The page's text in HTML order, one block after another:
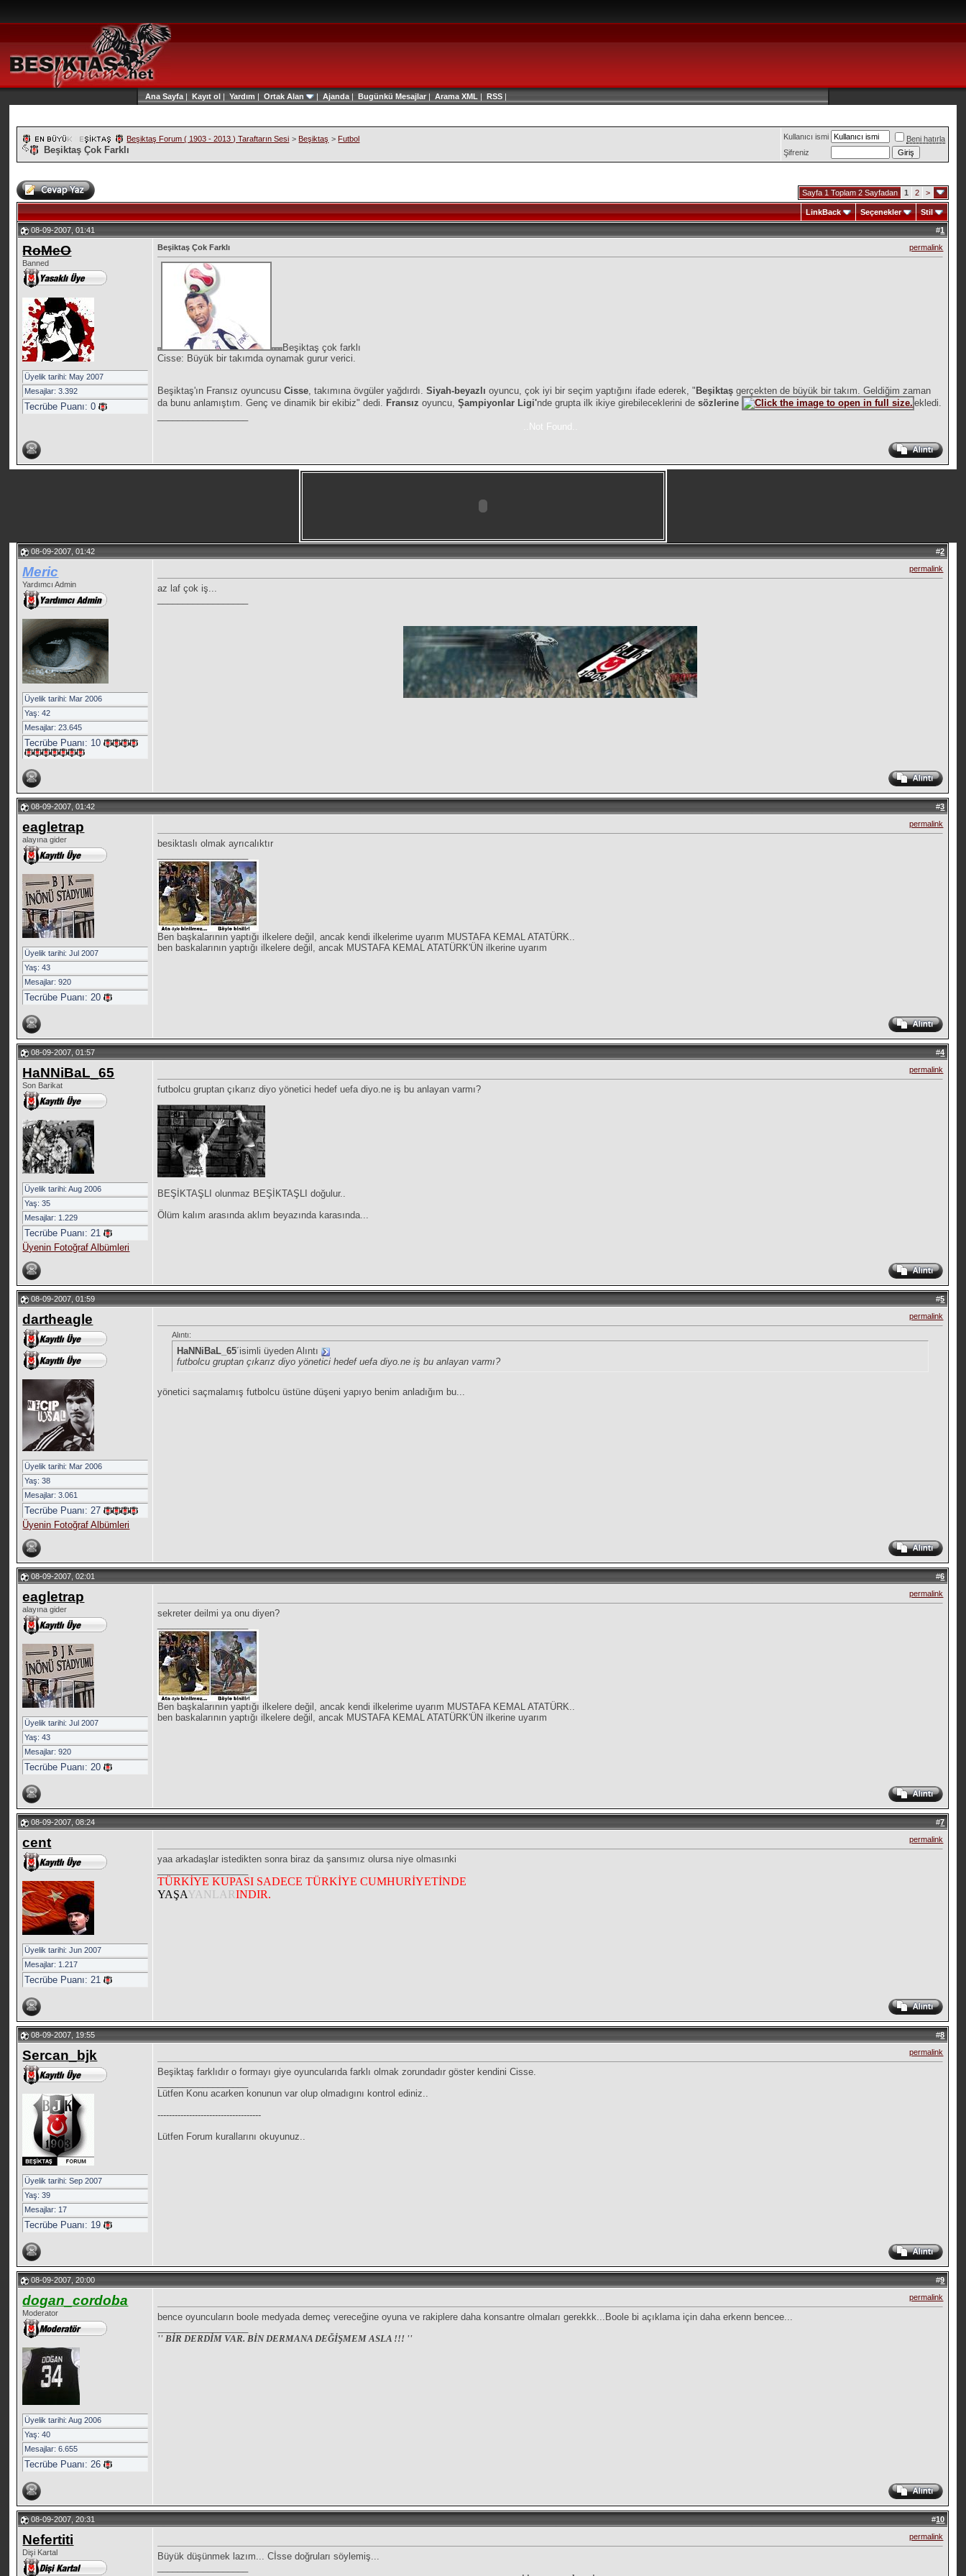
Ana Sayfa | Kayıt ol | Yardım | Ortak Alan | Ajanda | Bugünkü Mesajlar| Arama XML | RSS |
Beşiktaş Forum ( 1903 - 2013 ) Taraftarın Sesi > Beşiktaş > Futbol
Beşiktaş Çok Farklı
Kullanıcı ismi
Beni hatırla
Şifreniz
Sayfa 1 Toplam 2 Sayfadan 1 2 >
LinkBack Seçenekler Stil
08-09-2007, 01:41 #1
RoMeO
Banned
Üyelik tarihi: May 2007
Mesajlar: 3.392
Tecrübe Puanı:0
Beşiktaş Çok Farklı permalink
Beşiktaş çok farklı
Cisse: Büyük bir takımda oynamak gurur verici.
Beşiktaş'ın Fransız oyuncusuCisse, takımına övgüler yağdırdı.Siyah-beyazlıoyuncu, çok iyi bir seçim yaptığını ifade ederek, " Beşiktaşgerçekten de büyük bir takım. Geldiğim zaman
da bunu anlamıştım. Genç ve dinamik bir ekibiz" dedi. Fransızoyuncu,Şampiyonlar Ligi'nde grupta ilk ikiye girebileceklerini desözlerine
ekledi.
..Not Found..
08-09-2007, 01:42 #2
Meric
Yardımcı Admin
Üyelik tarihi: Mar 2006
Yaş: 42
Mesajlar: 23.645
Tecrübe Puanı: 10
permalink
az laf çok iş...
08-09-2007, 01:42 #3
eagletrap
alayına gider
Üyelik tarihi: Jul 2007
Yaş: 43
Mesajlar: 920
Tecrübe Puanı:20
permalink
besiktaslı olmak ayrıcalıktır
Ben başkalarının yaptığı ilkelere değil, ancak kendi ilkelerime uyarım MUSTAFA KEMAL ATATÜRK..
ben baskalarının yaptığı ilkelere değil, ancak MUSTAFA KEMAL ATATÜRK'ÜN ilkerine uyarım
08-09-2007, 01:57 #4
HaNNiBaL_65
Son Barikat
Üyelik tarihi: Aug 2006
Yaş: 35
Mesajlar: 1.229
Tecrübe Puanı:21
Üyenin Fotoğraf Albümleri
permalink
futbolcu gruptan çıkarız diyo yönetici hedef uefa diyo.ne iş bu anlayan varmı?
BEŞİKTAŞLI olunmaz BEŞİKTAŞLI doğulur..
Ölüm kalım arasında aklım beyazında karasında...
08-09-2007, 01:59 #5
dartheagle
Üyelik tarihi: Mar 2006
Yaş: 38
Mesajlar: 3.061
Tecrübe Puanı:27
Üyenin Fotoğraf Albümleri
permalink
Alıntı:
HaNNiBaL_65´isimli üyeden Alıntı
futbolcu gruptan çıkarız diyo yönetici hedef uefa diyo.ne iş bu anlayan varmı?
yönetici saçmalamış futbolcu üstüne düşeni yapıyo benim anladığım bu...
08-09-2007, 02:01 #6
eagletrap
alayına gider
Üyelik tarihi: Jul 2007
Yaş: 43
Mesajlar: 920
Tecrübe Puanı:20
permalink
sekreter deilmi ya onu diyen?
Ben başkalarının yaptığı ilkelere değil, ancak kendi ilkelerime uyarım MUSTAFA KEMAL ATATÜRK..
ben baskalarının yaptığı ilkelere değil, ancak MUSTAFA KEMAL ATATÜRK'ÜN ilkerine uyarım
08-09-2007, 08:24 #7
cent
Üyelik tarihi: Jun 2007
Mesajlar: 1.217
Tecrübe Puanı:21
permalink
yaa arkadaşlar istedikten sonra biraz da şansımız olursa niye olmasınki
TÜRKİYE KUPASI SADECE TÜRKİYE CUMHURİYETİNDE
YAŞAYANLARINDIR.
08-09-2007, 19:55 #8
Sercan_bjk
Üyelik tarihi: Sep 2007
Yaş: 39
Mesajlar: 17
Tecrübe Puanı: 19
permalink
Beşiktaş farklıdır o formayı giye oyuncularıda farklı olmak zorundadır göster kendini Cisse.
Lütfen Konu acarken konunun var olup olmadıgını kontrol ediniz..
------------------------------------
Lütfen Forum kurallarını okuyunuz..
08-09-2007, 20:00 #9
dogan_cordoba
Moderator
Üyelik tarihi: Aug 2006
Yaş: 40
Mesajlar: 6.655
Tecrübe Puanı:26
permalink
bence oyuncuların boole medyada demeç vereceğine oyuna ve rakiplere daha konsantre olmaları gerekkk...Boole bi açıklama için daha erkenn bencee...
'' BİR DERDİM VAR. BİN DERMANA DEĞİŞMEM ASLA !!! ''
08-09-2007, 20:31 #10
Nefertiti
Dişi Kartal
permalink
Büyük düşünmek lazım... Cİsse doğruları söylemiş...